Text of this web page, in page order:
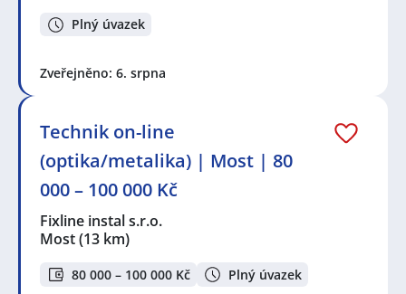
Plný úvazek
Zveřejněno: 6. srpna
Technik on-line
(optika/metalika) | Most | 80
000 – 100 000 Kč
Fixline instal s.r.o.
Most(13 km)
80 000 – 100 000 Kč Plný úvazek